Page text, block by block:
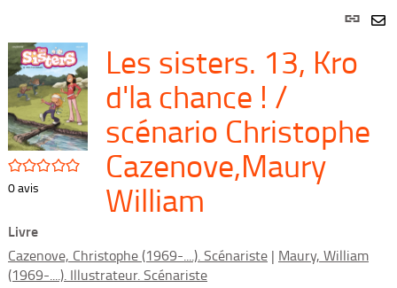
Lien
/5
0avis
Les sisters. 13, Kro
d'la chance ! /
scénario Christophe
Cazenove,Maury
William
Livre
Cazenove, Christophe (1969-....). Scénariste | Maury, William
(1969-....). Illustrateur. Scénariste